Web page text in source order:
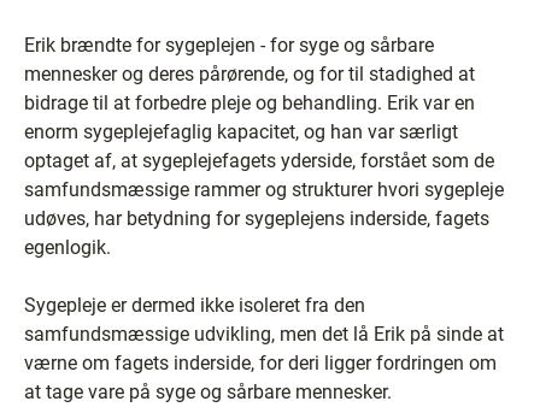
Erik brændte for sygeplejen - for syge og sårbare
mennesker og deres pårørende, og for til stadighed at
bidrage til at forbedre pleje og behandling. Erik var en
enorm sygeplejefaglig kapacitet, og han var særligt
optaget af, at sygeplejefagets yderside, forstået som de
samfundsmæssige rammer og strukturer hvori sygepleje
udøves, har betydning for sygeplejens inderside, fagets
egenlogik.
Sygepleje er dermed ikke isoleret fra den
samfundsmæssige udvikling, men det lå Erik på sinde at
værne om fagets inderside, for deri ligger fordringen om
at tage vare på syge og sårbare mennesker.